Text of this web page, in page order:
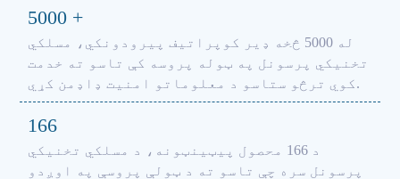
5000 +
له 5000 څخه ډیر کوپراتیف پیرودونکي، مسلکي
تخنیکي پرسونل په ټوله پروسه کې تاسو ته خدمت
کوي ترڅو ستاسو د معلوماتو امنیت ډاډمن کړي.
166
د 166 محصول پیټینټونه، د مسلکي تخنیکي
پرسونل سره چې تاسو ته د ټولې پروسې په اوږدو